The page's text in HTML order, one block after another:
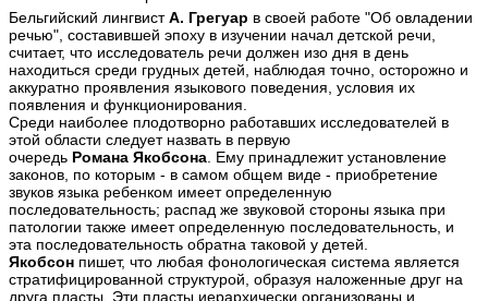
Бельгийский лингвистА. Грегуар в своей работе "Об овладении
речью", составившей эпоху в изучении начал детской речи,
считает, что исследователь речи должен изо дня в день
находиться срeди грудных детей, наблюдая точно, осторожно и
аккуратно проявления языкового поведения, условия их
появления и функционирования.
Cреди наиболее плодотворно работавших исследователей в
этой области следует назвать в первую
очередь Романа Якобсона . Ему принадлежит установление
законов, по которым - в самом общем виде - приобретение
звуков языка ребенком имеет определенную
последовательность; распад же звуковой стороны языка при
патологии также имеет определенную последовательность, и
эта последовательность обратна таковой у детей.
Якобсон пишет, что любая фонологическая система является
стратифицированной структурой, образуя наложенные друг на
друга пласты. Эти пласты иерархически организованы и